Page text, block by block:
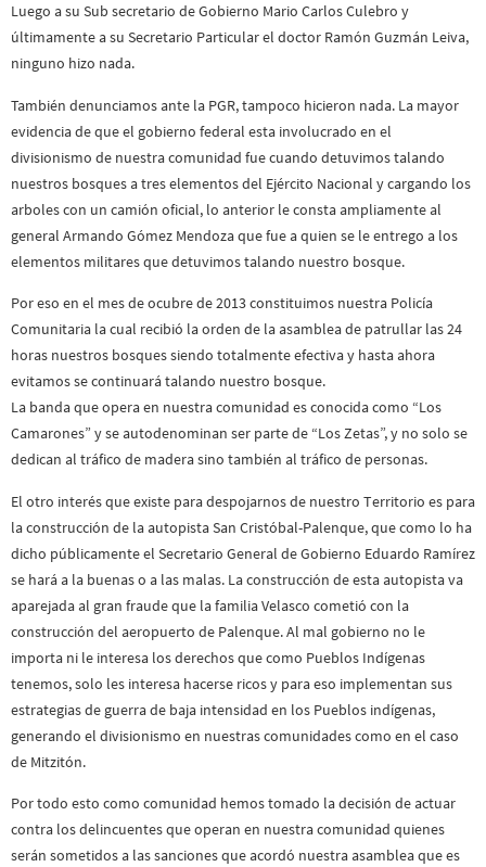
Luego a su Sub secretario de Gobierno Mario Carlos Culebro y
últimamente a su Secretario Particular el doctor Ramón Guzmán Leiva,
ninguno hizo nada.
También denunciamos ante la PGR, tampoco hicieron nada. La mayor
evidencia de que el gobierno federal esta involucrado en el
divisionismo de nuestra comunidad fue cuando detuvimos talando
nuestros bosques a tres elementos del Ejército Nacional y cargando los
arboles con un camión oficial, lo anterior le consta ampliamente al
general Armando Gómez Mendoza que fue a quien se le entrego a los
elementos militares que detuvimos talando nuestro bosque.
Por eso en el mes de ocubre de 2013 constituimos nuestra Policía
Comunitaria la cual recibió la orden de la asamblea de patrullar las 24
horas nuestros bosques siendo totalmente efectiva y hasta ahora
evitamos se continuará talando nuestro bosque.
La banda que opera en nuestra comunidad es conocida como “Los
Camarones” y se autodenominan ser parte de “Los Zetas”, y no solo se
dedican al tráfico de madera sino también al tráfico de personas.
El otro interés que existe para despojarnos de nuestro Territorio es para
la construcción de la autopista San Cristóbal-Palenque, que como lo ha
dicho públicamente el Secretario General de Gobierno Eduardo Ramírez
se hará a la buenas o a las malas. La construcción de esta autopista va
aparejada al gran fraude que la familia Velasco cometió con la
construcción del aeropuerto de Palenque. Al mal gobierno no le
importa ni le interesa los derechos que como Pueblos Indígenas
tenemos, solo les interesa hacerse ricos y para eso implementan sus
estrategias de guerra de baja intensidad en los Pueblos indígenas,
generando el divisionismo en nuestras comunidades como en el caso
de Mitzitón.
Por todo esto como comunidad hemos tomado la decisión de actuar
contra los delincuentes que operan en nuestra comunidad quienes
serán sometidos a las sanciones que acordó nuestra asamblea que es